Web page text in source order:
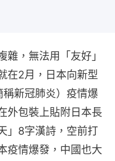
，無法用「友好」
在2月，日本向新型
新冠肺炎）疫情爆
外包裝上貼附日本長
」8字漢詩，空前打
疫情爆發，中國也大